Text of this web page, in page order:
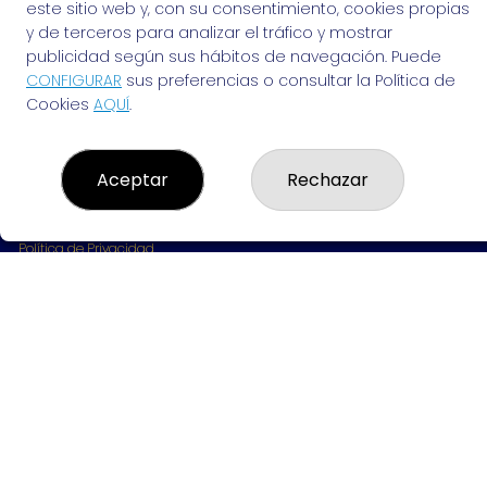
963691702
Clica aquí para contactar por WhatsApp
642061703
info@elvendedordesuenos.es
AVDA. CARDENAL BENLLOCH, 49
Valencia, 46021
LEGAL
Política de Privacidad
este sitio web y, con su consentimiento, cookies propias
y de terceros para analizar el tráfico y mostrar
publicidad según sus hábitos de navegación. Puede
CONFIGURAR sus preferencias o consultar la Política de
Cookies AQUÍ.
Aceptar Rechazar